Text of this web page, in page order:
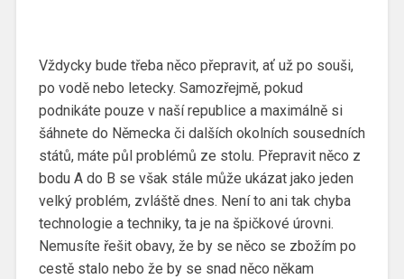
Vždycky bude třeba něco přepravit, ať už po souši,
po vodě nebo letecky. Samozřejmě, pokud
podnikáte pouze v naší republice a maximálně si
šáhnete do Německa či dalších okolních sousedních
států, máte půl problémů ze stolu. Přepravit něco z
bodu A do B se však stále může ukázat jako jeden
velký problém, zvláště dnes. Není to ani tak chyba
technologie a techniky, ta je na špičkové úrovni.
Nemusíte řešit obavy, že by se něco se zbožím po
cestě stalo nebo že by se snad něco někam